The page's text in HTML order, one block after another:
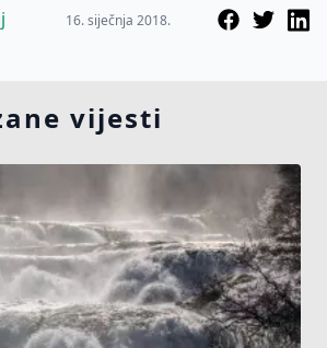
16. siječnja 2018.
vijesti